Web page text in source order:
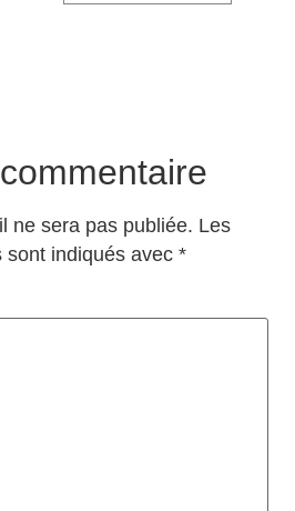
ne sera pas publiée. Les
sont indiqués avec *